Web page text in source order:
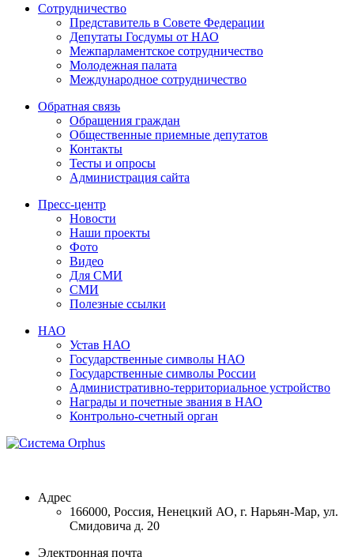
Сотрудничество
Представитель в Совете Федерации
Депутаты Госдумы от НАО
Межпарламентское сотрудничество
Молодежная палата
Международное сотрудничество
Обратная cвязь
Обращения граждан
Общественные приемные депутатов
Контакты
Тесты и опросы
Администрация сайта
Пресс-центр
Новости
Наши проекты
Фото
Видео
Для СМИ
СМИ
Полезные ссылки
НАО
Устав НАО
Государственные символы НАО
Государственные символы России
Административно-территориальное устройство
Награды и почетные звания в НАО
Контрольно-счетный орган
Адрес
166000, Россия, Ненецкий АО, г. Нарьян-Мар, ул.
Смидовича д. 20
Электронная почта